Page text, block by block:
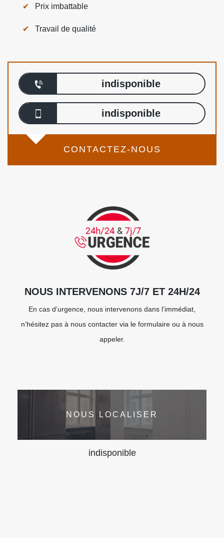
Prix imbattable
Travail de qualité
indisponible
indisponible
CONTACTEZ-NOUS
NOUS INTERVENONS 7J/7 ET 24H/24
En cas d’urgence, nous intervenons dans l’immédiat,
n’hésitez pas à nous contacter via le formulaire ou à nous
appeler.
NOUS LOCALISER
indisponible